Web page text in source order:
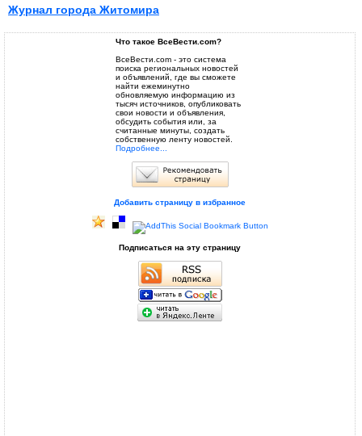
Журнал города Житомира
Что такое ВсеВести.com?
ВсеВести.com - это система
поиска региональных новостей
и объявлений, где вы сможете
найти ежеминутно
обновляемую информацию из
тысяч источников, опубликовать
свои новости и объявления,
обсудить события или, за
считанные минуты, создать
собственную ленту новостей.
Подробнее...
Добавить страницу в избранное
Подписаться на эту страницу